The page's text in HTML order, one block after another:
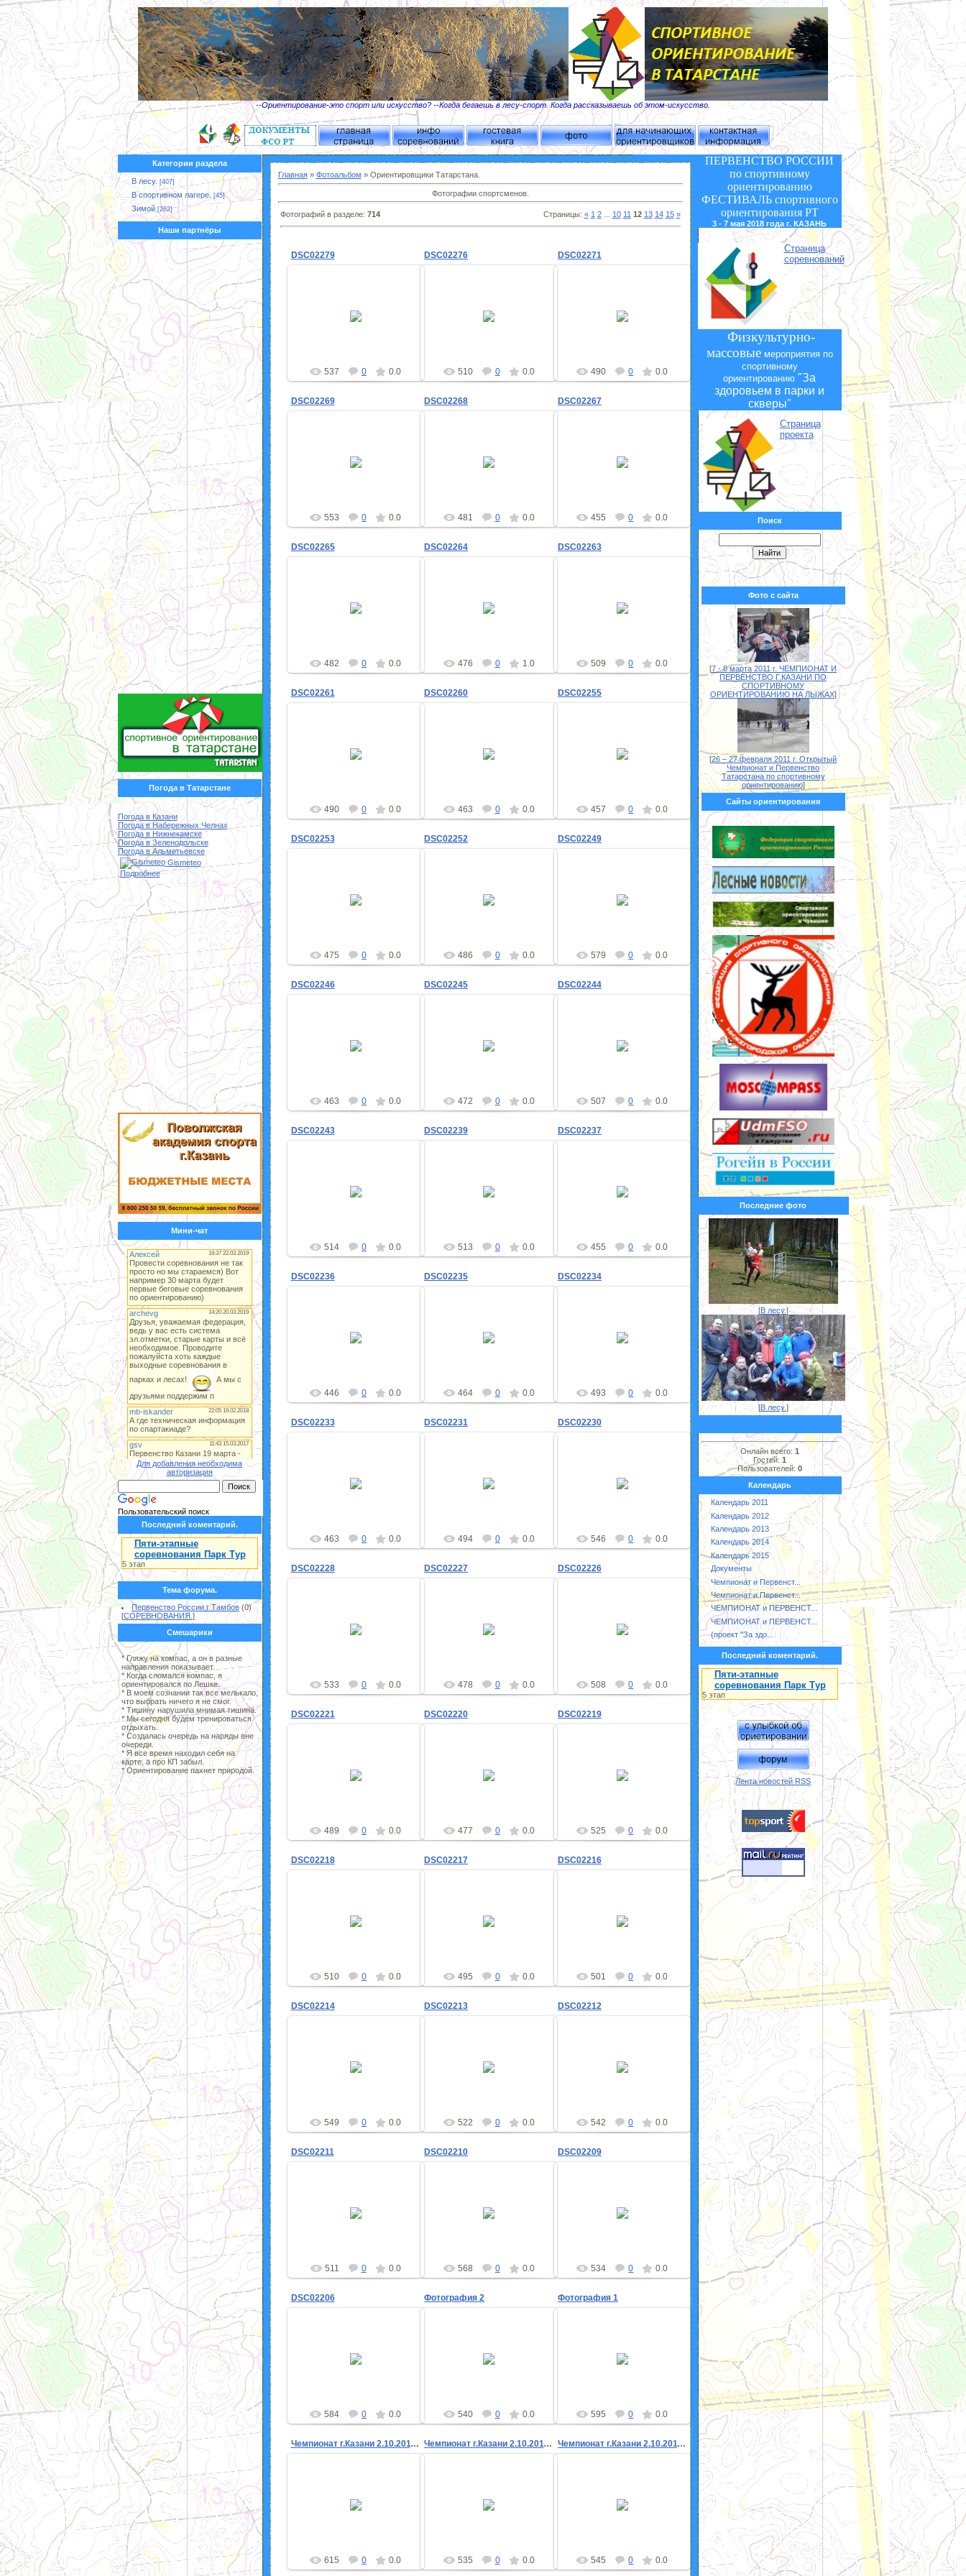
--Ориентирование-это спорт или искусство? --Когда бегаешь в лесу-спорт. Когда рассказываешь об этом-искусство.
Категории раздела
В лесу. [407]
В спортивном лагере. [45]
Зимой [262]
Наши партнёры
Погода в Татарстане
Погода в Казани
Погода в Набережных Челнах
Погода в Нижнекамске
Погода в Зеленодольске
Погода в Альметьевске
Gismeteo
Подробнее
Мини-чат
Для добавления необходима
авторизация
Пользовательский поиск
Последний коментарий.
Пяти-этапные
соревнования Парк Тур
5 этап
Тема форума.
Первенство России г Тамбов (0)
[СОРЕВНОВАНИЯ. ]
Смешарики
* Гляжу на компас, а он в разные
направления показывает.
* Когда сломался компас, я
ориентировался по Лешке.
* В моем сознании так все мелькало,
что выбрать ничего я не смог.
* Тишину нарушила мнимая тишина.
* Мы сегодня будем тренироваться
отдыхать.
* Создалась очередь на наряды вне
очереди.
* Я все время находил себя на
карте, а про КП забыл.
* Ориентирование пахнет природой.
Главная» Фотоальбом » Ориентировщики Татарстана.
Фотографии спортсменов.
Фотографий в разделе: 714 Страницы: « 1 2 10 11 12 13 14 15 »
DSC02279
537 0 0.0
DSC02276
510 0 0.0
DSC02271
490 0 0.0
DSC02269
553 0 0.0
DSC02268
481 0 0.0
DSC02267
455 0 0.0
DSC02265
482 0 0.0
DSC02264
476 0 1.0
DSC02263
509 0 0.0
DSC02261
490 0 0.0
DSC02260
463 0 0.0
DSC02255
457 0 0.0
DSC02253
475 0 0.0
DSC02252
486 0 0.0
DSC02249
579 0 0.0
DSC02246
463 0 0.0
DSC02245
472 0 0.0
DSC02244
507 0 0.0
DSC02243
514 0 0.0
DSC02239
513 0 0.0
DSC02237
455 0 0.0
DSC02236
446 0 0.0
DSC02235
464 0 0.0
DSC02234
493 0 0.0
DSC02233
463 0 0.0
DSC02231
494 0 0.0
DSC02230
546 0 0.0
DSC02228
533 0 0.0
DSC02227
478 0 0.0
DSC02226
508 0 0.0
DSC02221
489 0 0.0
DSC02220
477 0 0.0
DSC02219
525 0 0.0
DSC02218
510 0 0.0
DSC02217
495 0 0.0
DSC02216
501 0 0.0
DSC02214
549 0 0.0
DSC02213
522 0 0.0
DSC02212
542 0 0.0
DSC02211
511 0 0.0
DSC02210
568 0 0.0
DSC02209
534 0 0.0
DSC02206
584 0 0.0
Фотография 2
540 0 0.0
Фотография 1
595 0 0.0
Чемпионат г.Казани 2.10.2011 эстафета
615 0 0.0
Чемпионат г.Казани 2.10.2011 эстафета
535 0 0.0
Чемпионат г.Казани 2.10.2011 эстафета
545 0 0.0
ПЕРВЕНСТВО РОССИИ
по спортивному
ориентированию
ФЕСТИВАЛЬ спортивного
ориентирования РТ
3 - 7 мая 2018 года г. КАЗАНЬ
Страница
соревнований
Физкультурно-
массовыемероприятия по
спортивному
ориентированию "За
здоровьем в парки и
скверы"
Страница
проекта
Поиск
Фото с сайта
[7 - 8 марта 2011 г. ЧЕМПИОНАТ И
ПЕРВЕНСТВО Г.КАЗАНИ ПО
СПОРТИВНОМУ
ОРИЕНТИРОВАНИЮ НА ЛЫЖАХ]
[26 – 27 февраля 2011 г. Открытый
Чемпионат и Первенство
Татарстана по спортивному
ориентированию]
Сайты ориентирования
Последние фото
[В лесу.]
[В лесу.]
Онлайн всего: 1
Гостей: 1
Пользователей: 0
Календарь
Календарь 2011
Календарь 2012
Календарь 2013
Календарь 2014
Календарь 2015
Документы
Чемпионат и Первенст...
Чемпионат и Первенст...
ЧЕМПИОНАТ и ПЕРВЕНСТ...
ЧЕМПИОНАТ и ПЕРВЕНСТ...
(проект "За здо...
Последний коментарий.
Пяти-этапные
соревнования Парк Тур
5 этап
Лента новостей RSS